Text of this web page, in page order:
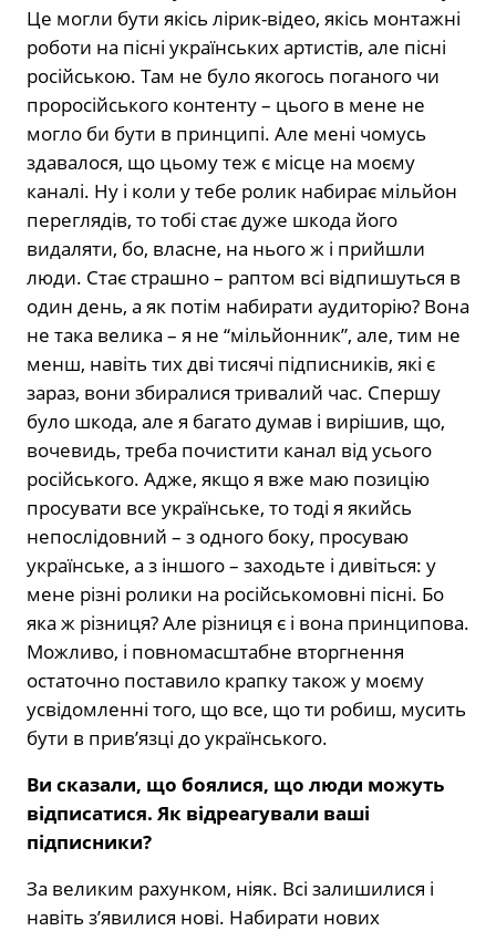
Це могли бути якісь лірик-відео, якісь монтажні
роботи на пісні українських артистів, але пісні
російською. Там не було якогось поганого чи
проросійського контенту – цього в мене не
могло би бути в принципі. Але мені чомусь
здавалося, що цьому теж є місце на моєму
каналі. Ну і коли у тебе ролик набирає мільйон
переглядів, то тобі стає дуже шкода його
видаляти, бо, власне, на нього ж і прийшли
люди. Стає страшно – раптом всі відпишуться в
один день, а як потім набирати аудиторію? Вона
не така велика – я не “мільйонник”, але, тим не
менш, навіть тих дві тисячі підписників, які є
зараз, вони збиралися тривалий час. Спершу
було шкода, але я багато думав і вирішив, що,
вочевидь, треба почистити канал від усього
російського. Адже, якщо я вже маю позицію
просувати все українське, то тоді я якийсь
непослідовний – з одного боку, просуваю
українське, а з іншого – заходьте і дивіться: у
мене різні ролики на російськомовні пісні. Бо
яка ж різниця? Але різниця є і вона принципова.
Можливо, і повномасштабне вторгнення
остаточно поставило крапку також у моєму
усвідомленні того, що все, що ти робиш, мусить
бути в прив’язці до українського.
Ви сказали, що боялися, що люди можуть
відписатися. Як відреагували ваші
підписники?
За великим рахунком, ніяк. Всі залишилися і
навіть з’явилися нові. Набирати нових